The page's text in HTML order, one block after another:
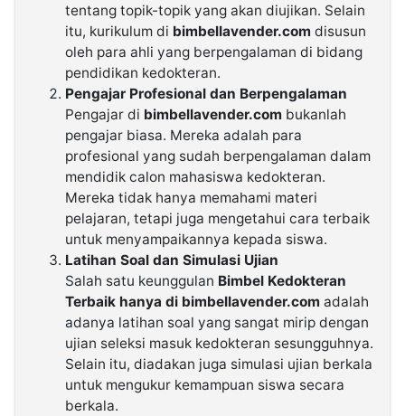
tentang topik-topik yang akan diujikan. Selain
itu, kurikulum di bimbellavender.com disusun
oleh para ahli yang berpengalaman di bidang
pendidikan kedokteran.
Pengajar Profesional dan Berpengalaman
Pengajar di bimbellavender.com bukanlah
pengajar biasa. Mereka adalah para
profesional yang sudah berpengalaman dalam
mendidik calon mahasiswa kedokteran.
Mereka tidak hanya memahami materi
pelajaran, tetapi juga mengetahui cara terbaik
untuk menyampaikannya kepada siswa.
Latihan Soal dan Simulasi Ujian
Salah satu keunggulan Bimbel Kedokteran
Terbaik hanya di bimbellavender.com adalah
adanya latihan soal yang sangat mirip dengan
ujian seleksi masuk kedokteran sesungguhnya.
Selain itu, diadakan juga simulasi ujian berkala
untuk mengukur kemampuan siswa secara
berkala.